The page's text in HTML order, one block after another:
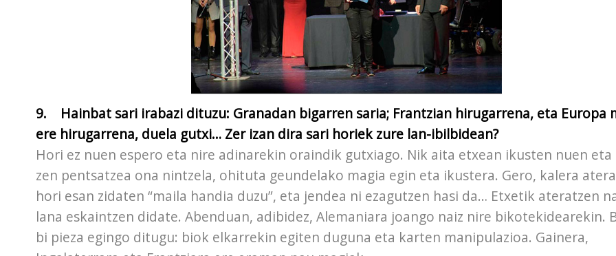
9. Hainbat sari irabazi dituzu: Granadan bigarren saria; Frantzian hirugarrena, eta Europa
ere hirugarrena, duela gutxi… Zer izan dira sari horiek zure lan-ibilbidean?
Hori ez nuen espero eta nire adinarekin oraindik gutxiago. Nik aita etxean ikusten nuen eta
zen pentsatzea ona nintzela, ohituta geundelako magia egin eta ikustera. Gero, kalera
hori esan zidaten “maila handia duzu”, eta jendea ni ezagutzen hasi da… Etxetik ateratzen
lana eskaintzen didate. Abenduan, adibidez, Alemaniara joango naiz nire bikotekidearekin.
bi pieza egingo ditugu: biok elkarrekin egiten duguna eta karten manipulazioa. Gainera,